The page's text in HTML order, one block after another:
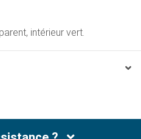
intérieur vert.